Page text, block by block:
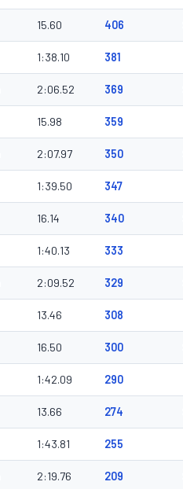
15.60 406
1:38.10 381
2:06.52 369
15.98 359
2:07.97 350
1:39.50 347
16.14 340
1:40.13 333
2:09.52 329
13.46 308
16.50 300
1:42.09 290
13.66 274
1:43.81 255
2:19.76 209